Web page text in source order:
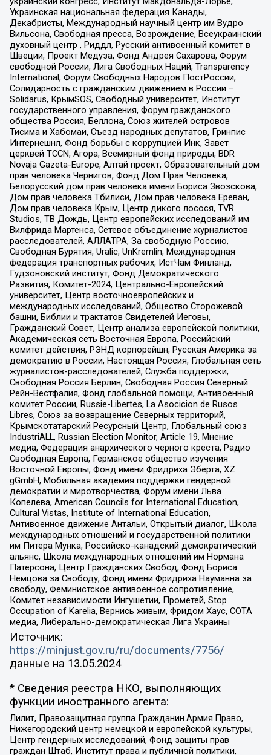
Украинская национальная федерация Канады,
Декабристы, Международный научный центр им Вудро
Вильсона, Свободная пресса, Возрождение, Всеукраинский
духовный центр , Риддл, Русский антивоенный комитет в
Швеции, Проект Медуза, Фонд Андрея Сахарова, Форум
свободной России, Лига Свободных Наций, Transparеncy
International, Форум Свободных Народов ПостРоссии,
Солидарность с гражданским движением в России –
Solidarus, КрымSOS, Свободный университет, Институт
государственного управления, Форум гражданского
общества Россия, Беллона, Союз жителей островов
Тисима и Хабомаи, Съезд народных депутатов, Гринпис
Интернешнл, Фонд борьбы с коррупцией Инк, Завет
церквей TCCN, Агора, Всемирный фонд природы, BDR
Novaja Gazeta-Europe, Алтай проект, Образовательный дом
прав человека Чернигов, Фонд Дом Прав Человека,
Белорусский дом прав человека имени Бориса Звозскова,
Дом прав человека Тбилиси, Дом прав человека Ереван,
Дом прав человека Крым, Центр дикого лосося, TVR
Studios, ТВ Дождь, Центр европейских исследований им
Вилфрида Мартенса, Сетевое объединение журналистов
расследователей, АЛЛАТРА, За свободную Россию,
Свободная Бурятия, Uralic, UnKremlin, Международная
федерация транспортных рабочих, ИстЧам Финланд,
Гудзоновский институт, Фонд Демократического
Развития, Комитет-2024, Центрально-Европейский
университет, Центр восточноевропейских и
международных исследований, Общество Сторожевой
башни, Библии и трактатов Свидетелей Иеговы,
Гражданский Совет, Центр анализа европейской политики,
Академическая сеть Восточная Европа, Российский
комитет действия, РЭНД корпорейшн, Русская Америка за
демократию в России, Настоящая Россия, Глобальная сеть
журналистов-расследователей, Служба поддержки,
Свободная Россия Берлин, Свободная Россия Северный
Рейн-Вестфалия, Фонд глобальной помощи, Антивоенный
комитет России, Russie-Libertes, La Asocicion de Rusos
Libres, Союз за возвращение Северных территорий,
Крымскотатарский Ресурсный Центр, Глобальный союз
IndustriALL, Russian Election Monitor, Article 19, Мнение
медиа, Федерация анархического черного креста, Радио
Свободная Европа, Германское общество изучения
Восточной Европы, Фонд имени Фридриха Эберта, XZ
gGmbH, Мобильная академия поддержки гендерной
демократии и миротворчества, Форум имени Льва
Копелева, American Councils for International Education,
Cultural Vistas, Institute of International Education,
Антивоенное движение Антальи, Открытый диалог, Школа
международных отношений и государственной политики
им Питера Мунка, Российско-канадский демократический
альянс, Школа международных отношений им Нормана
Патерсона, Центр Гражданских Свобод, Фонд Бориса
Немцова за Свободу, Фонд имени Фридриха Науманна за
свободу, Феминистское антивоенное сопротивление,
Комитет независимости Ингушетии, Прометей, Stop
Occupation of Karelia, Вернись живым, Фридом Хаус, СОТА
медиа, Либерально-демократическая Лига Украины
Источник:
https://minjust.gov.ru/ru/documents/7756/
данные на 13.05.2024
* Сведения реестра НКО, выполняющих
функции иностранного агента:
Лилит, Правозащитная группа Гражданин.Армия.Право,
Нижегородский центр немецкой и европейской культуры,
Центр гендерных исследований, Фонд защиты прав
граждан Штаб, Институт права и публичной политики,